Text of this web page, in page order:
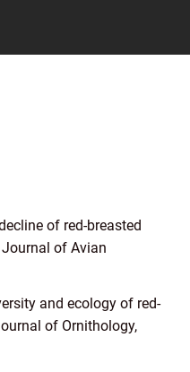
of red-breasted
of Avian
and ecology of red-
of Ornithology,